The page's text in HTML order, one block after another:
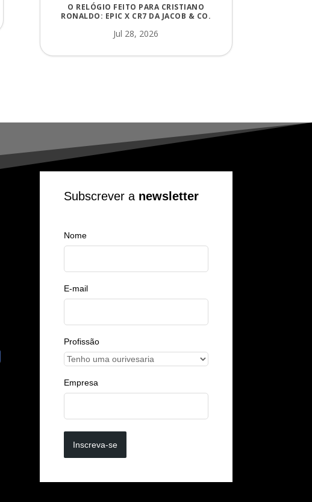
O RELÓGIO FEITO PARA CRISTIANO
RONALDO: EPIC X CR7 DA JACOB & CO.
Jul 28, 2026
Subscrever anewsletter
Nome
E-mail
Profissão
Empresa
Inscreva-se